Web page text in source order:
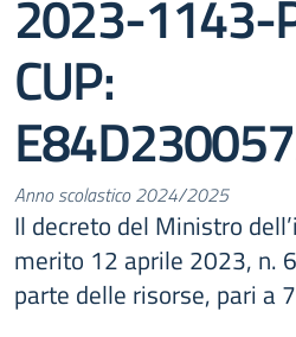
2023-1143-
CUP:
Anno scolastico 2024/2025
Il decreto del Ministro
merito 12 aprile 2023, n.
parte delle risorse, pari a